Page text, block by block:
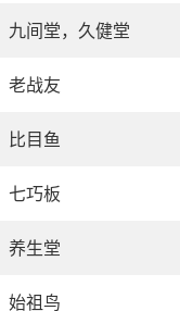
九间堂，久健堂
老战友
比目鱼
七巧板
养生堂
始祖鸟